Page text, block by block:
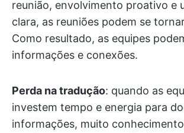
reunião, envolvimento proativo e
clara, as reuniões podem se
Como resultado, as equipes
informações e conexões.
Perda na tradução: quando as
investem tempo e energia para
informações, muito